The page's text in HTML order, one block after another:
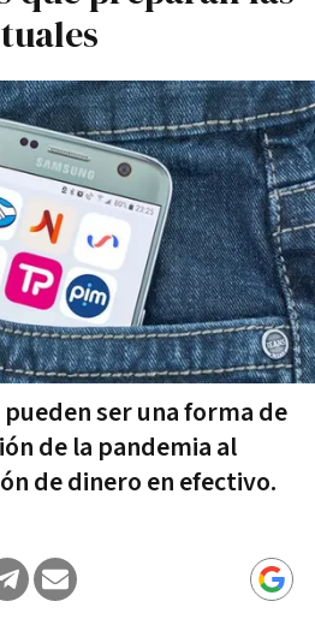
ser una forma de
de la pandemia al
de dinero en efectivo.